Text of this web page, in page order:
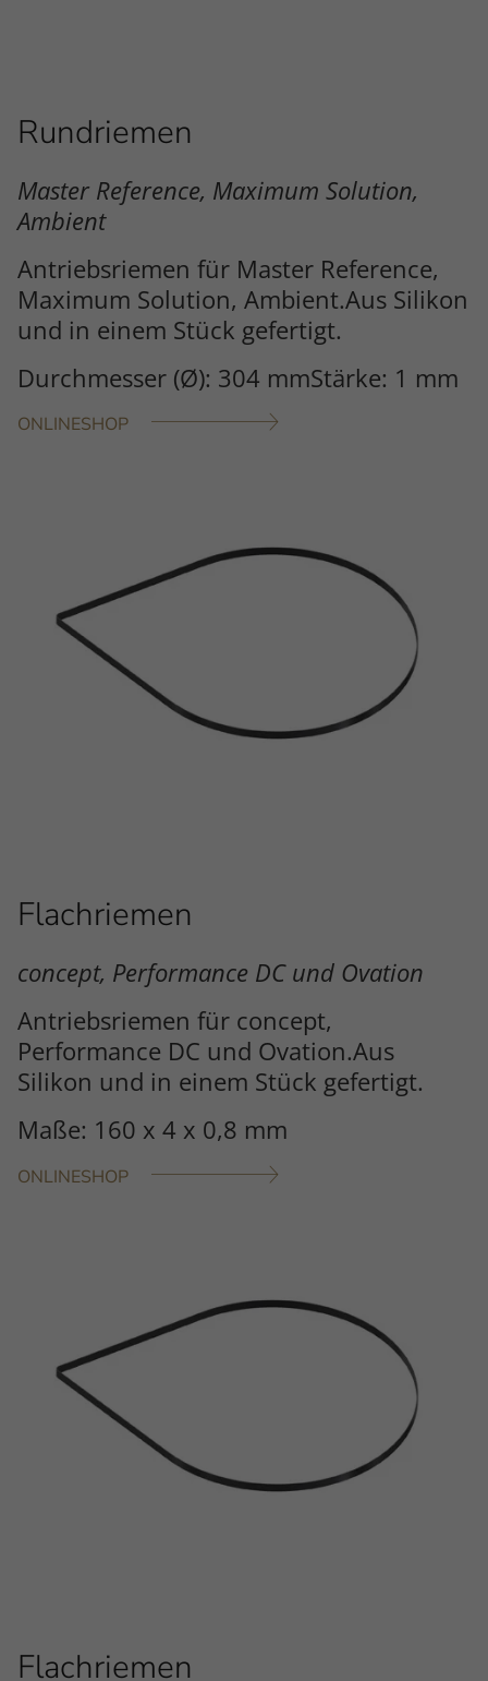
Rundriemen
Master Reference, Maximum Solution,
Ambient
Antriebsriemen für Master Reference,
Maximum Solution, Ambient.Aus Silikon
und in einem Stück gefertigt.
Durchmesser (Ø): 304 mmStärke: 1 mm
ONLINESHOP
Flachriemen
concept, Performance DC und Ovation
Antriebsriemen für concept,
Performance DC und Ovation.Aus
Silikon und in einem Stück gefertigt.
Maße: 160 x 4 x 0,8 mm
ONLINESHOP
Flachriemen